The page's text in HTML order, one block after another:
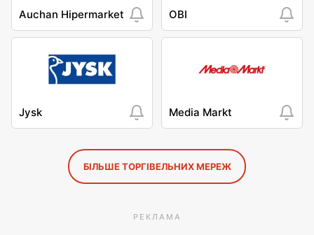
Auchan Hipermarket OBI
Jysk Media Markt
БІЛЬШЕ ТОРГІВЕЛЬНИХ МЕРЕЖ
РЕКЛАМА